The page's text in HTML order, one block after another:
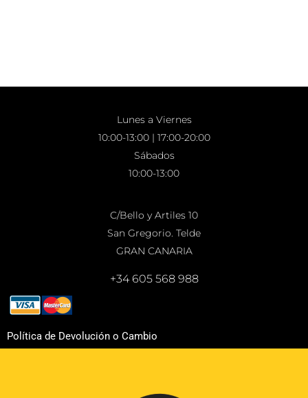
Lunes a Viernes
10:00-13:00 | 17:00-20:00
Sábados
10:00-13:00
C/Bello y Artiles 10
San Gregorio. Telde
GRAN CANARIA
+34 605 568 988
Política de Devolución o Cambio